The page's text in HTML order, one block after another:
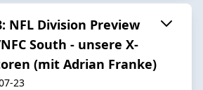
NFL Division Preview
South - unsere X-
(mit Adrian Franke)
23